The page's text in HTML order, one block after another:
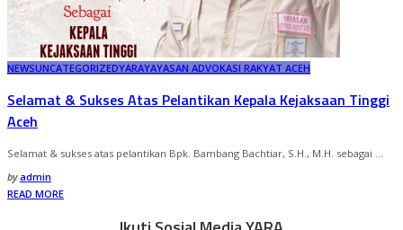
NEWSUNCATEGORIZEDYARAYAYASAN ADVOKASI RAKYAT ACEH
Selamat & Sukses Atas Pelantikan Kepala Kejaksaan Tinggi
Aceh
Selamat & sukses atas pelantikan Bpk. Bambang Bachtiar, S.H., M.H. sebagai
Posted
by
byadmin
READ MORE